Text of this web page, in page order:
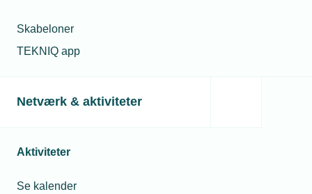
Skabeloner
TEKNIQ app
Netværk & aktiviteter
Aktiviteter
Se kalender